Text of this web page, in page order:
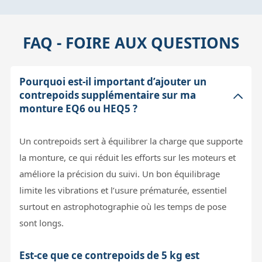
FAQ - FOIRE AUX QUESTIONS
Pourquoi est-il important d’ajouter un
contrepoids supplémentaire sur ma
monture EQ6 ou HEQ5 ?
Un contrepoids sert à équilibrer la charge que supporte
la monture, ce qui réduit les efforts sur les moteurs et
améliore la précision du suivi. Un bon équilibrage
limite les vibrations et l’usure prématurée, essentiel
surtout en astrophotographie où les temps de pose
sont longs.
Est-ce que ce contrepoids de 5 kg est